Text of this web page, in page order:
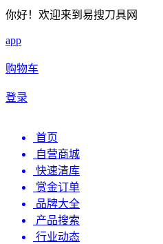
你好！欢迎来到易搜刀具网
app
购物车
登录
首页
自营商城
快速清库
赏金订单
品牌大全
产品搜索
行业动态